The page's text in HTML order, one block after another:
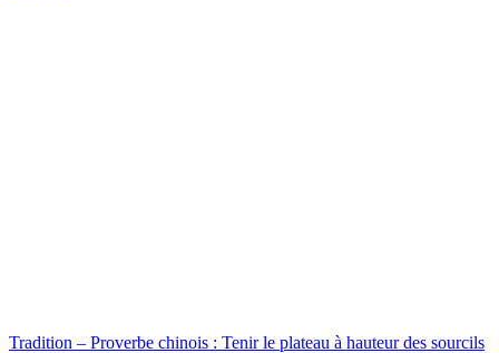
Tradition – Proverbe chinois : Tenir le plateau à hauteur des sourcils